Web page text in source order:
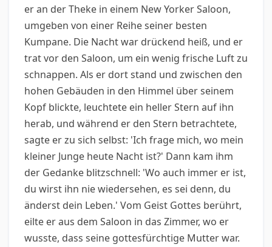
er an der Theke in einem New Yorker Saloon,
umgeben von einer Reihe seiner besten
Kumpane. Die Nacht war drückend heiß, und er
trat vor den Saloon, um ein wenig frische Luft zu
schnappen. Als er dort stand und zwischen den
hohen Gebäuden in den Himmel über seinem
Kopf blickte, leuchtete ein heller Stern auf ihn
herab, und während er den Stern betrachtete,
sagte er zu sich selbst: 'Ich frage mich, wo mein
kleiner Junge heute Nacht ist?' Dann kam ihm
der Gedanke blitzschnell: 'Wo auch immer er ist,
du wirst ihn nie wiedersehen, es sei denn, du
änderst dein Leben.' Vom Geist Gottes berührt,
eilte er aus dem Saloon in das Zimmer, wo er
wusste, dass seine gottesfürchtige Mutter war.